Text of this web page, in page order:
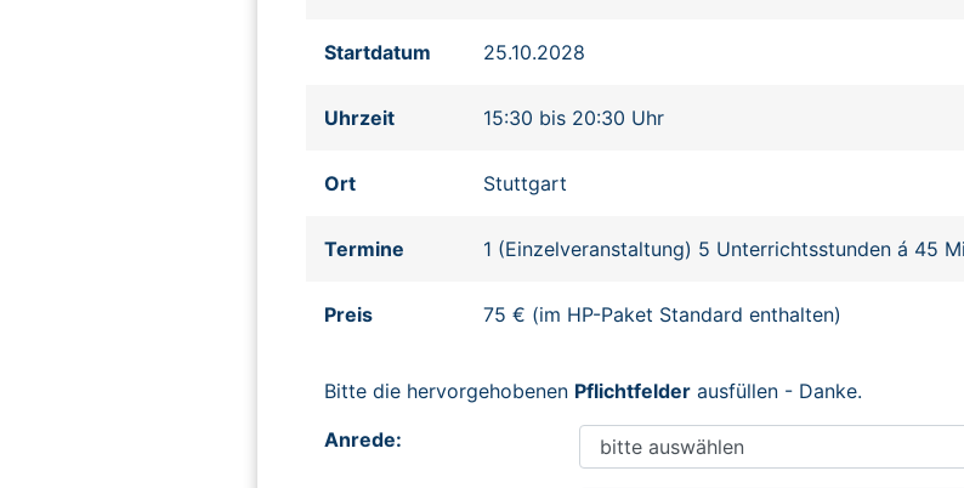
Startdatum 25.10.2028
Uhrzeit 15:30 bis 20:30 Uhr
Ort Stuttgart
Termine 1 (Einzelveranstaltung) 5 Unterrichtsstunden á 45
Preis 75 € (im HP-Paket Standard enthalten)
Bitte die hervorgehobenen Pflichtfelder ausfüllen - Danke.
Anrede: